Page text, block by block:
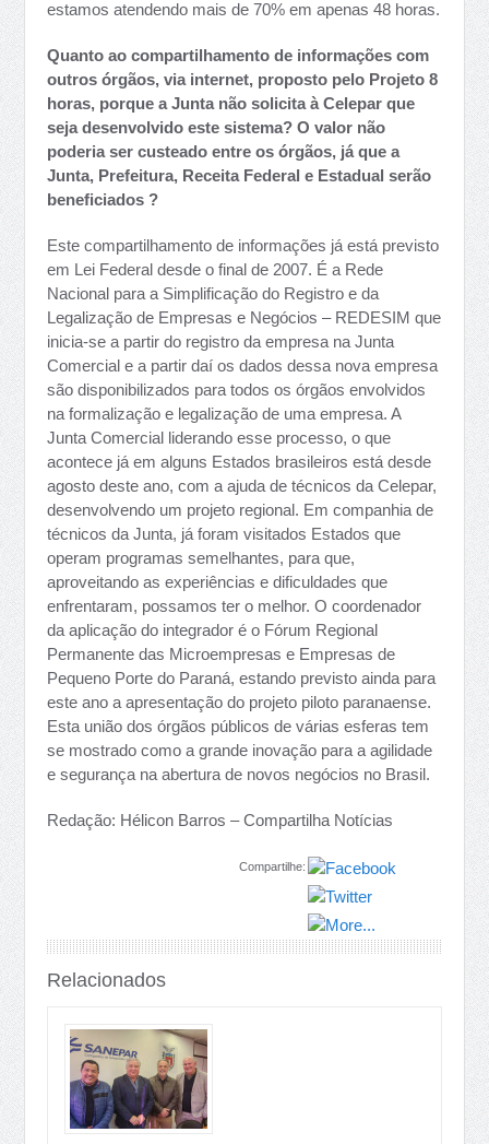
estamos atendendo mais de 70% em apenas 48 horas.
Quanto ao compartilhamento de informações com
outros órgãos, via internet, proposto pelo Projeto 8
horas, porque a Junta não solicita à Celepar que
seja desenvolvido este sistema? O valor não
poderia ser custeado entre os órgãos, já que a
Junta, Prefeitura, Receita Federal e Estadual serão
beneficiados ?
Este compartilhamento de informações já está previsto
em Lei Federal desde o final de 2007. É a Rede
Nacional para a Simplificação do Registro e da
Legalização de Empresas e Negócios – REDESIM que
inicia-se a partir do registro da empresa na Junta
Comercial e a partir daí os dados dessa nova empresa
são disponibilizados para todos os órgãos envolvidos
na formalização e legalização de uma empresa. A
Junta Comercial liderando esse processo, o que
acontece já em alguns Estados brasileiros está desde
agosto deste ano, com a ajuda de técnicos da Celepar,
desenvolvendo um projeto regional. Em companhia de
técnicos da Junta, já foram visitados Estados que
operam programas semelhantes, para que,
aproveitando as experiências e dificuldades que
enfrentaram, possamos ter o melhor. O coordenador
da aplicação do integrador é o Fórum Regional
Permanente das Microempresas e Empresas de
Pequeno Porte do Paraná, estando previsto ainda para
este ano a apresentação do projeto piloto paranaense.
Esta união dos órgãos públicos de várias esferas tem
se mostrado como a grande inovação para a agilidade
e segurança na abertura de novos negócios no Brasil.
Redação: Hélicon Barros – Compartilha Notícias
Compartilhe:
Relacionados